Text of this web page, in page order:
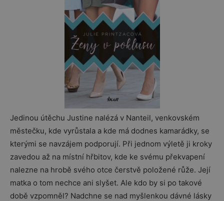
Jedinou útěchu Justine nalézá v Nanteil, venkovském
městečku, kde vyrůstala a kde má dodnes kamarádky, se
kterými se navzájem podporují. Při jednom výletě ji kroky
zavedou až na místní hřbitov, kde ke svému překvapení
nalezne na hrobě svého otce čerstvě položené růže. Její
matka o tom nechce ani slyšet. Ale kdo by si po takové
době vzpomněl? Nadchne se nad myšlenkou dávné lásky